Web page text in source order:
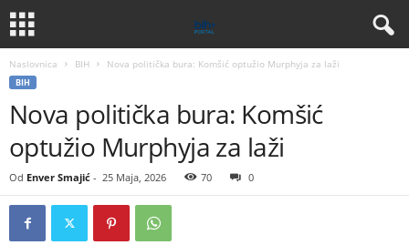
Naslovnica BIH Nova politička bura: Komšić optužio Murphyja za laži
BIH
Nova politička bura: Komšić
optužio Murphyja za laži
Od Enver Smajić - 25 Maja, 2026 70 0